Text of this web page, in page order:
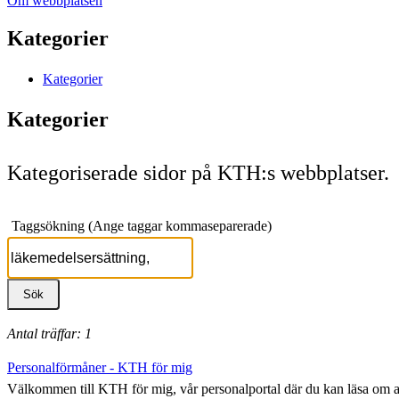
Kategorier
Kategorier
Kategorier
Kategoriserade sidor på KTH:s webbplatser.
Taggsökning (Ange taggar kommaseparerade)
Antal träffar: 1
Personalförmåner - KTH för mig
Välkommen till KTH för mig, vår personalportal där du kan läsa om